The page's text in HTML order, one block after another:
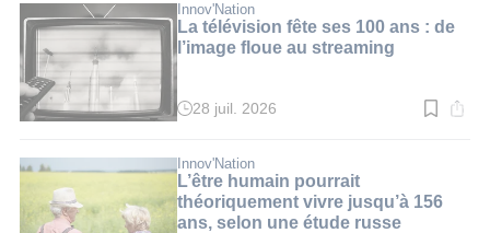
:
3
min.
Innov'Nation
La télévision fête ses 100 ans : de
l’image floue au streaming
Temps
:
2
min.
28 juil. 2026
Innov'Nation
L’être humain pourrait
théoriquement vivre jusqu’à 156
ans, selon une étude russe